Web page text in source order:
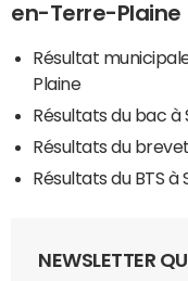
en-Terre-Plaine
Résultat
Plaine
Résultats du bac
Résultats du
Résultats du BTS
NEWSLETTER